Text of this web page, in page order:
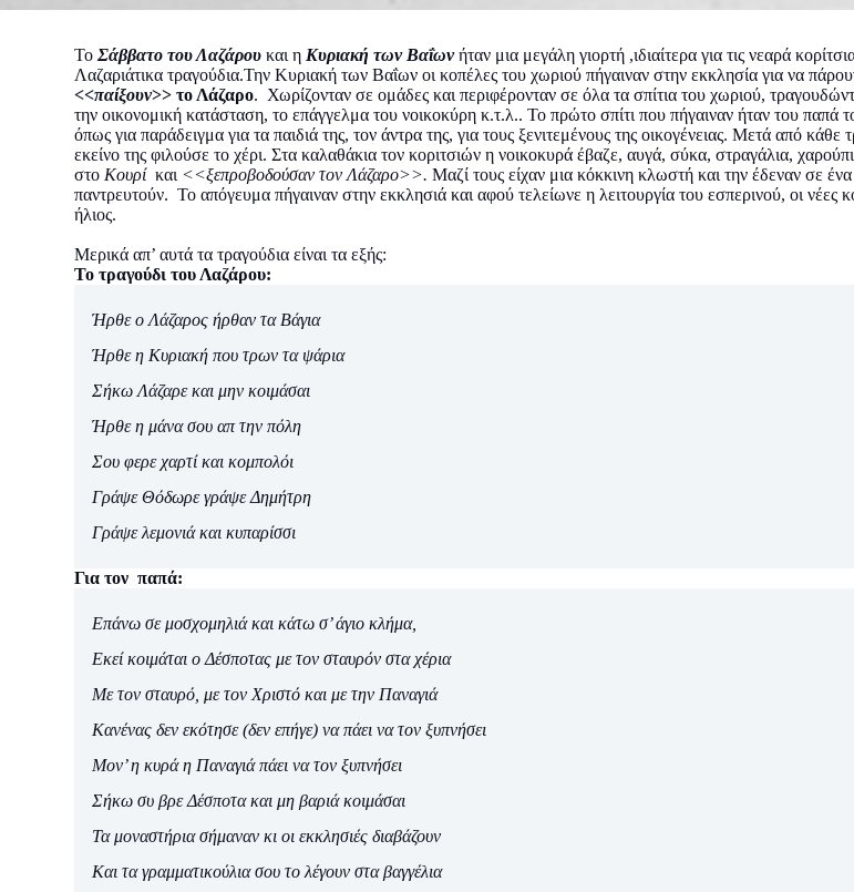
ΤοΣάββατο του Λαζάρου και η Κυριακή των Βαΐωνήταν μια μεγάλη γιορτή ,ιδιαίτερα για τις νεαρά
Λαζαριάτικα τραγούδια.Την Κυριακή των Βαΐων οι κοπέλες του χωριού πήγαιναν στην εκκλησία για να
<<παίξουν>> το Λάζαρο. Χωρίζονταν σε ομάδες και περιφέρονταν σε όλα τα σπίτια του χωριού,
την οικονομική κατάσταση, το επάγγελμα του νοικοκύρη κ.τ.λ.. Το πρώτο σπίτι που πήγαιναν ήταν του
όπως για παράδειγμα για τα παιδιά της, τον άντρα της, για τους ξενιτεμένους της οικογένειας. Μετά από
εκείνο της φιλούσε το χέρι. Στα καλαθάκια τον κοριτσιών η νοικοκυρά έβαζε, αυγά, σύκα, στραγάλια,
στο Κουρίκαι <<ξεπροβοδούσαν τον Λάζαρο>>. Μαζί τους είχαν μια κόκκινη κλωστή και την έδεναν σε
παντρευτούν. Το απόγευμα πήγαιναν στην εκκλησιά και αφού τελείωνε η λειτουργία του εσπερινού, οι
ήλιος.
Μερικά απ’ αυτά τα τραγούδια είναι τα εξής:
Το τραγούδι του Λαζάρου:
Ήρθε ο Λάζαρος ήρθαν τα Βάγια
Ήρθε η Κυριακή που τρων τα ψάρια
Σήκω Λάζαρε και μην κοιμάσαι
Ήρθε η μάνα σου απ την πόλη
Σου φερε χαρτί και κομπολόι
Γράψε Θόδωρε γράψε Δημήτρη
Γράψε λεμονιά και κυπαρίσσι
Για τον παπά:
Επάνω σε μοσχομηλιά και κάτω σ’ άγιο κλήμα,
Εκεί κοιμάται ο Δέσποτας με τον σταυρόν στα χέρια
Με τον σταυρό, με τον Χριστό και με την Παναγιά
Κανένας δεν εκότησε (δεν επήγε) να πάει να τον ξυπνήσει
Μον’ η κυρά η Παναγιά πάει να τον ξυπνήσει
Σήκω συ βρε Δέσποτα και μη βαριά κοιμάσαι
Τα μοναστήρια σήμαναν κι οι εκκλησιές διαβάζουν
Και τα γραμματικούλια σου το λέγουν στα βαγγέλια